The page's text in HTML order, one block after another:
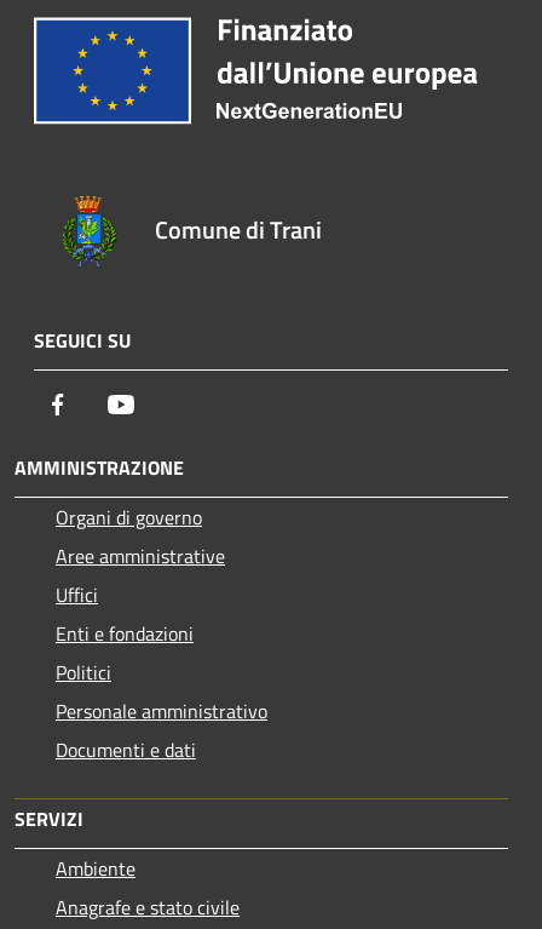
Comune di Trani
SEGUICI SU
Facebook
AMMINISTRAZIONE
Organi di governo
Aree amministrative
Uffici
Enti e fondazioni
Politici
Personale amministrativo
Documenti e dati
SERVIZI
Ambiente
Anagrafe e stato civile